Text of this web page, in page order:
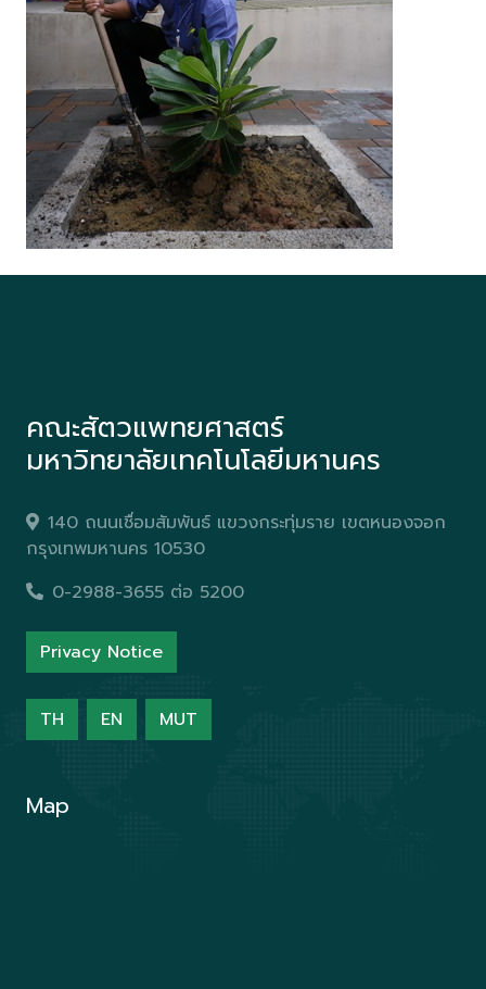
คณะสัตวแพทยศาสตร์
มหาวิทยาลัยเทคโนโลยีมหานคร
140 ถนนเชื่อมสัมพันธ์ แขวงกระทุ่มราย เขตหนองจอก
กรุงเทพมหานคร 10530
0-2988-3655 ต่อ 5200
Privacy Notice
TH EN MUT
Map